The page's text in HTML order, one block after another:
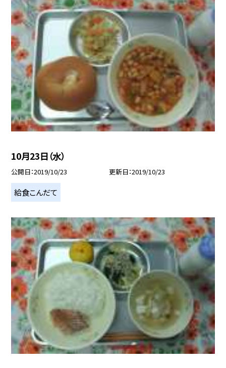
10月23日（水）
公開日 2019/10/23 更新日 2019/10/23
給食こんだて